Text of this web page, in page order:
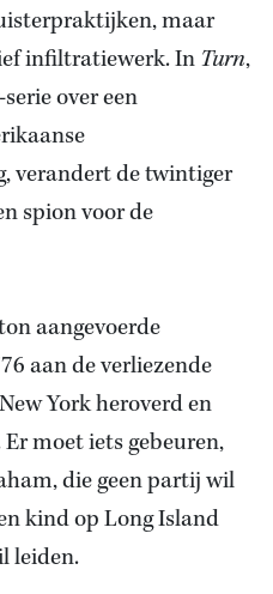
maar
infiltratiewerk. InTurn,
over een
verandert de twintiger
spion voor de
aangevoerde
aan de verliezende
York heroverd en
moet iets gebeuren,
die geen partij wil
kind op Long Island
leiden.